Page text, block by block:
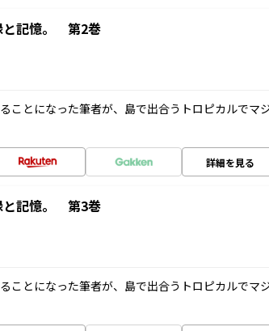
と記憶。 第2巻
ことになった筆者が、島で出合うトロピカルでマ
詳細を見る
と記憶。 第3巻
ことになった筆者が、島で出合うトロピカルでマ